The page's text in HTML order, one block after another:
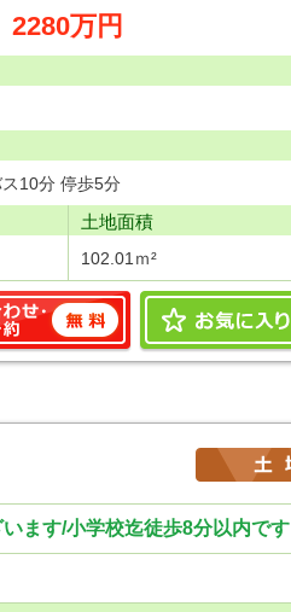
2280万円
10分 停歩5分
土地面積
102.01ｍ²
ます/小学校迄徒歩8分以内です